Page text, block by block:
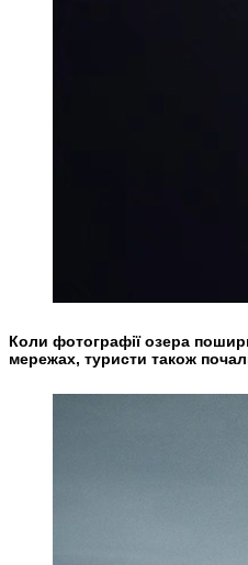
Коли фотографії озера
мережах, туристи також